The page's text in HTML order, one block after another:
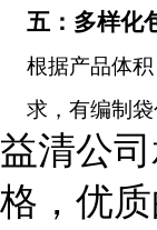
五：多样化
根据产品体
求，有编制袋
益清公
格，优